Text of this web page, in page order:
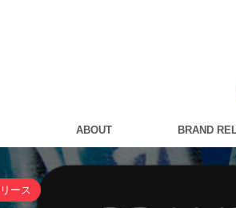
ABOUT BRAND
ース